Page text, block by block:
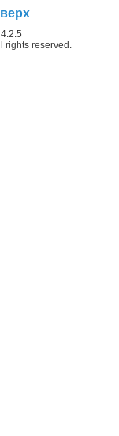
rights reserved.